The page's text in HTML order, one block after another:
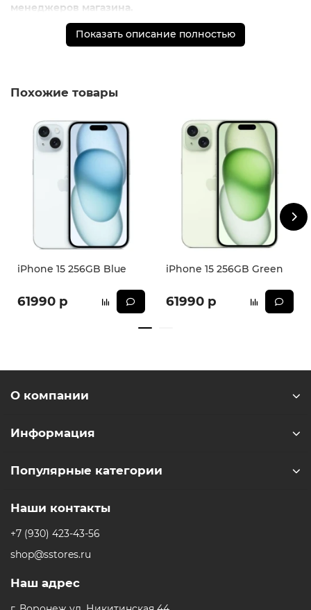
менеджеров магазина.
** - На момент покупки не предустановлены
обязательные приложения, в том числе единый
Показать описание полностью
Похожие товары
iPhone 15 256GB Blue
61990 р
iPhone 15 256GB Green
61990 р
О компании
Информация
Популярные категории
Наши контакты
+7 (930) 423-43-56
shop@sstores.ru
Наш адрес